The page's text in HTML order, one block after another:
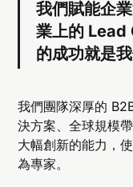
我們賦能企
業上的 Lead
的成功就是我
我們團隊深厚的
決方案、全球規模
大幅創新的能力，
為專家。